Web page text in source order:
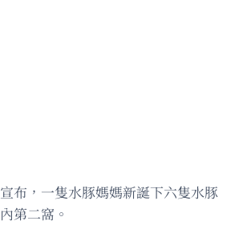
布，一隻水豚媽媽新誕下六隻水豚
第二窩。